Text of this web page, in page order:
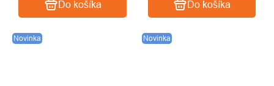
Do košíka Do košíka
Novinka Novinka